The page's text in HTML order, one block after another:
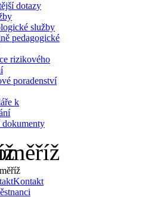
dotazy
služby
pedagogické
rizikového
poradenství
k
dokumenty
Kontakt